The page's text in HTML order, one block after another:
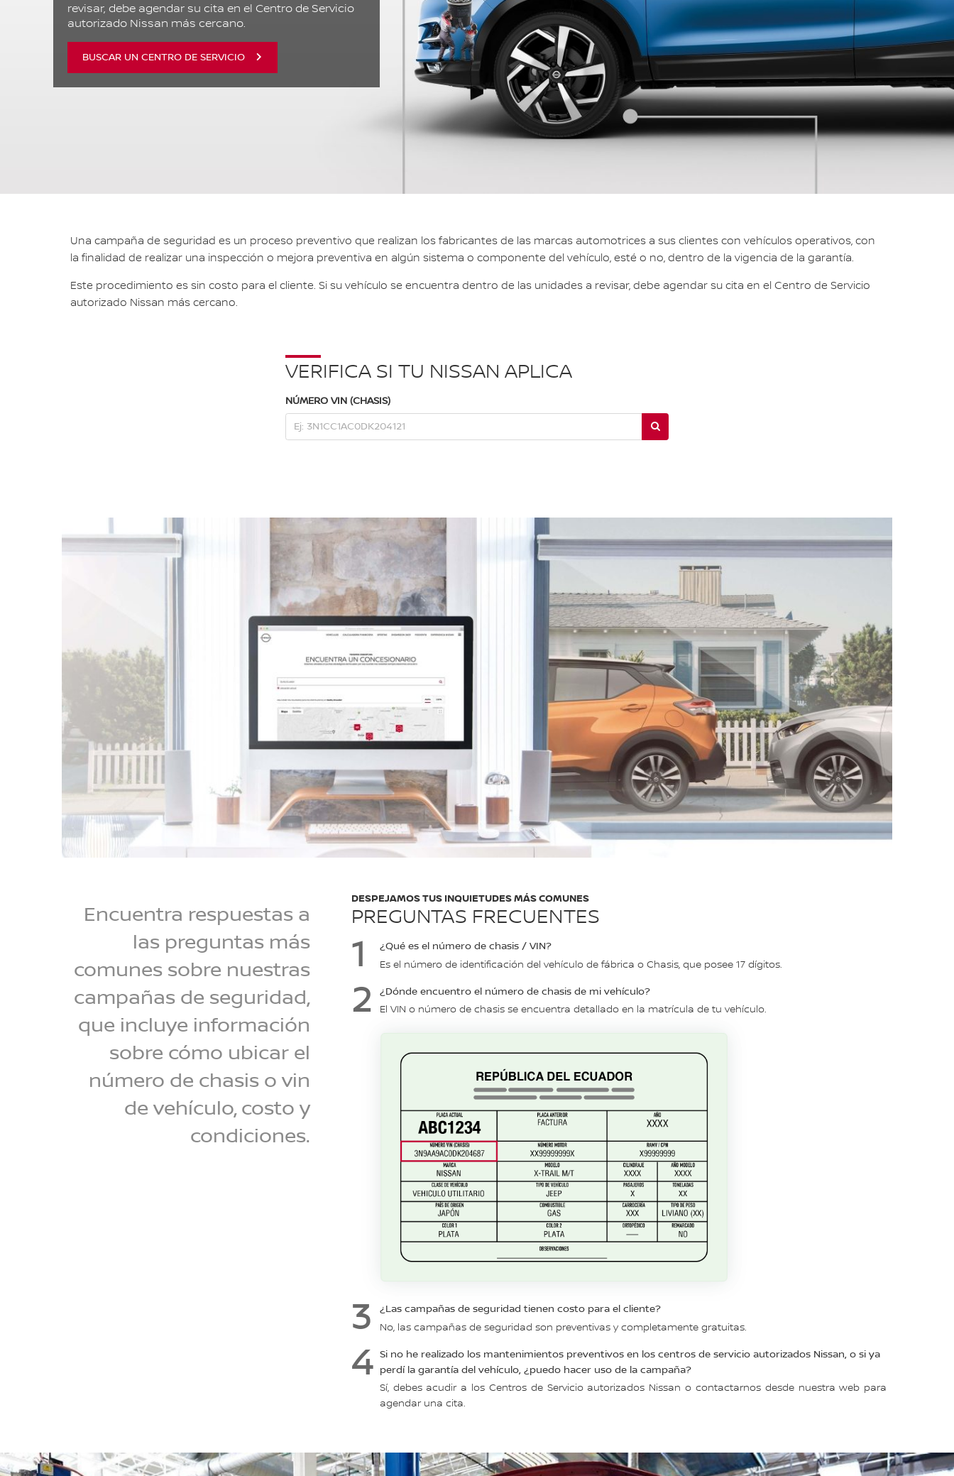
revisar, debe agendar su cita en el Centro de Servicio
autorizado Nissan más cercano.
BUSCAR UN CENTRO DE SERVICIO
Una campaña de seguridad es un proceso preventivo que realizan los fabricantes de las marcas automotrices a sus clientes con vehículos operativos, con
la finalidad de realizar una inspección o mejora preventiva en algún sistema o componente del vehículo, esté o no, dentro de la vigencia de la garantía.
Este procedimiento es sin costo para el cliente. Si su vehículo se encuentra dentro de las unidades a revisar, debe agendar su cita en el Centro de Servicio
autorizado Nissan más cercano.
Encuentra respuestas a
las preguntas más
comunes sobre nuestras
campañas de seguridad,
que incluye información
sobre cómo ubicar el
número de chasis o vin
de vehículo, costo y
condiciones.
PREGUNTAS FRECUENTES
DESPEJAMOS TUS INQUIETUDES MÁS COMUNES
¿Qué es el número de chasis / VIN?
Es el número de identificación del vehículo de fábrica o Chasis, que posee 17 dígitos.
¿Dónde encuentro el número de chasis de mi vehículo?
El VIN o número de chasis se encuentra detallado en la matrícula de tu vehículo.
¿Las campañas de seguridad tienen costo para el cliente?
No, las campañas de seguridad son preventivas y completamente gratuitas.
Si no he realizado los mantenimientos preventivos en los centros de servicio autorizados Nissan, o si ya
perdí la garantía del vehículo, ¿puedo hacer uso de la campaña?
Sí, debes acudir a los Centros de Servicio autorizados Nissan o contactarnos desde nuestra web para
agendar una cita.